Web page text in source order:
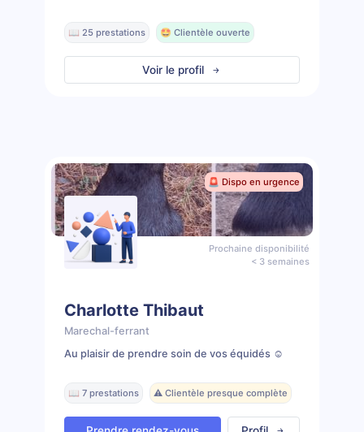
📖 25 prestations 🤩 Clientèle ouverte
Voir le profil
🚨 Dispo en urgence
Prochaine disponibilité
< 3 semaines
Charlotte Thibaut
Marechal-ferrant
Au plaisir de prendre soin de vos équidés ☺️
📖 7 prestations ⚠️ Clientèle presque complète